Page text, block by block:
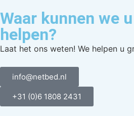
Waar kunnen we
helpen?
Laat het ons weten! We helpen u
info@netbed.nl
+31 (0)6 1808 2431